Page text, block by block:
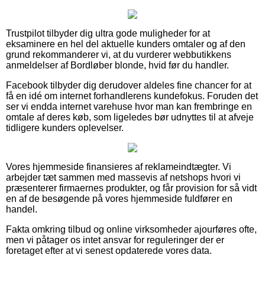
Trustpilot tilbyder dig ultra gode muligheder for at
eksaminere en hel del aktuelle kunders omtaler og af den
grund rekommanderer vi, at du vurderer webbutikkens
anmeldelser af Bordløber blonde, hvid før du handler.
Facebook tilbyder dig derudover aldeles fine chancer for at
få en idé om internet forhandlerens kundefokus. Foruden det
ser vi endda internet varehuse hvor man kan frembringe en
omtale af deres køb, som ligeledes bør udnyttes til at afveje
tidligere kunders oplevelser.
Vores hjemmeside finansieres af reklameindtægter. Vi
arbejder tæt sammen med massevis af netshops hvori vi
præsenterer firmaernes produkter, og får provision for så vidt
en af de besøgende på vores hjemmeside fuldfører en
handel.
Fakta omkring tilbud og online virksomheder ajourføres ofte,
men vi påtager os intet ansvar for reguleringer der er
foretaget efter at vi senest opdaterede vores data.